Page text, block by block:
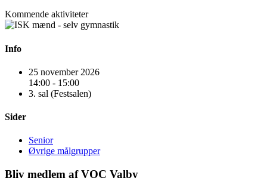
Kommende aktiviteter
Info
25 november 2026
14:00 - 15:00
3. sal (Festsalen)
Sider
Senior
Øvrige målgrupper
Bliv medlem af VOC Valby